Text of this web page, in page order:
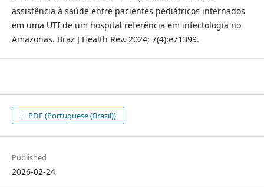
assistência à saúde entre pacientes pediátricos internados
em uma UTI de um hospital referência em infectologia no
Amazonas. Braz J Health Rev. 2024; 7(4):e71399.
PDF (Portuguese (Brazil))
Published
2026-02-24